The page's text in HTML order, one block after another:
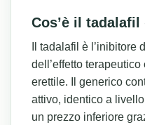
Cos’è il tadalafil
Il tadalafil è
dell’effetto
erettile. Il generico
attivo, identico a
un prezzo inferiore